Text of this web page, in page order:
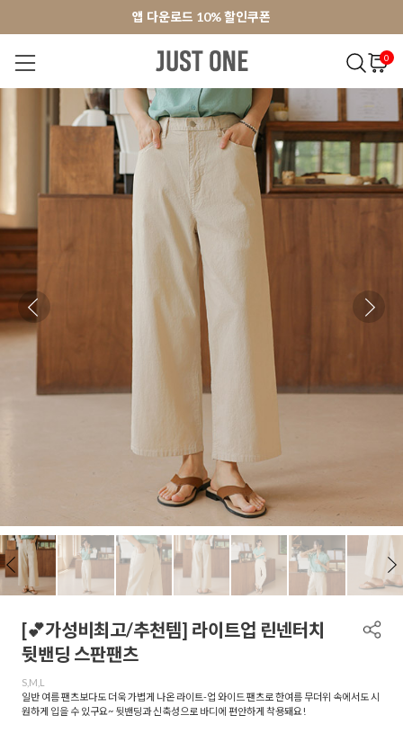
앱 다운로드 10% 할인쿠폰
회원가입 쿠폰 3000원
앱 다운로드 10% 할인쿠폰
회원가입 쿠폰 3000원
0
NEW 7% BEST 오늘출발 MADE . J 상의
[💕가성비최고/추천템] 라이트업 린넨터치
뒷밴딩 스판팬츠
S,M,L
일반 여름 팬츠보다도 더욱 가볍게 나온 라이트-업 와이드 팬츠로 한여름 무더위 속에서도 시
원하게 입을 수 있구요~ 뒷밴딩과 신축성으로 바디에 편안하게 착용돼요!